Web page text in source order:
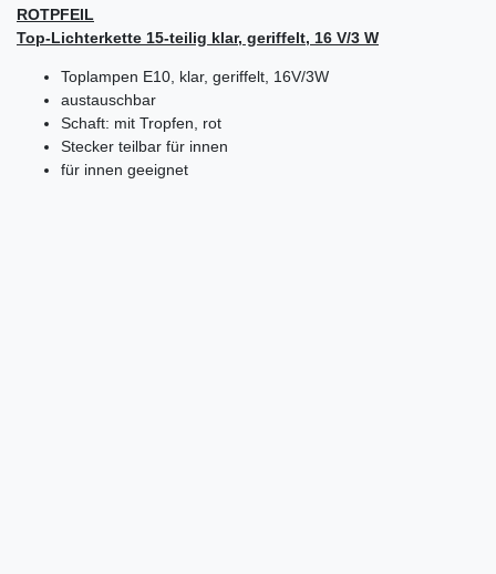
ROTPFEIL
Top-Lichterkette 15-teilig klar, geriffelt, 16 V/3 W
Toplampen E10, klar, geriffelt, 16V/3W
austauschbar
Schaft: mit Tropfen, rot
Stecker teilbar für innen
für innen geeignet